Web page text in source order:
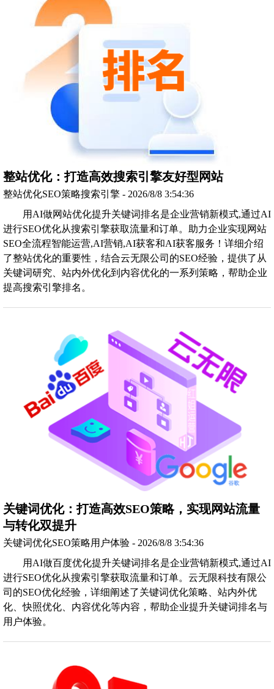
整站优化：打造高效搜索引擎友好型网站
整站优化SEO策略搜索引擎 - 2026/8/8 3:54:36
用AI做网站优化提升关键词排名是企业营销新模式,通过AI
进行SEO优化从搜索引擎获取流量和订单。助力企业实现网站
SEO全流程智能运营,AI营销,AI获客和AI获客服务！详细介绍
了整站优化的重要性，结合云无限公司的SEO经验，提供了从
关键词研究、站内外优化到内容优化的一系列策略，帮助企业
提高搜索引擎排名。
关键词优化：打造高效SEO策略，实现网站流量
与转化双提升
关键词优化SEO策略用户体验 - 2026/8/8 3:54:36
用AI做百度优化提升关键词排名是企业营销新模式,通过AI
进行SEO优化从搜索引擎获取流量和订单。云无限科技有限公
司的SEO优化经验，详细阐述了关键词优化策略、站内外优
化、快照优化、内容优化等内容，帮助企业提升关键词排名与
用户体验。